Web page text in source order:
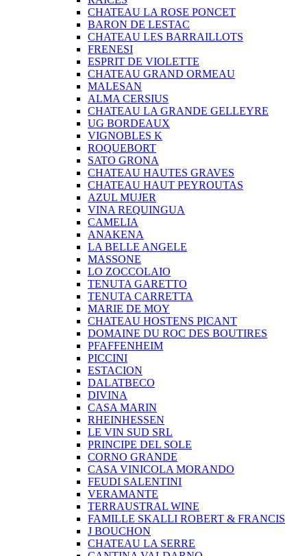
CHATEAU LA ROSE PONCET
BARON DE LESTAC
CHATEAU LES BARRAILLOTS
FRENESI
ESPRIT DE VIOLETTE
CHATEAU GRAND ORMEAU
MALESAN
ALMA CERSIUS
CHATEAU LA GRANDE GELLEYRE
UG BORDEAUX
VIGNOBLES K
ROQUEBORT
SATO GRONA
CHATEAU HAUTES GRAVES
CHATEAU HAUT PEYROUTAS
AZUL MUJER
VINA REQUINGUA
CAMELIA
ANAKENA
LA BELLE ANGELE
MASSONE
LO ZOCCOLAIO
TENUTA GARETTO
TENUTA CARRETTA
MARIE DE MOY
CHATEAU HOSTENS PICANT
DOMAINE DU ROC DES BOUTIRES
PFAFFENHEIM
PICCINI
ESTACION
DALATBECO
DIVINA
CASA MARIN
RHEINHESSEN
LE VIN SUD SRL
PRINCIPE DEL SOLE
CORNO GRANDE
CASA VINICOLA MORANDO
FEUDI SALENTINI
VERAMANTE
TERRAUSTRAL WINE
FAMILLE SKALLI ROBERT & FRANCIS
J BOUCHON
CHATEAU LA SERRE